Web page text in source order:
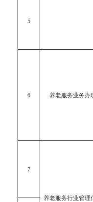
5
6 养老服务业务办
7
养老服务行业管理